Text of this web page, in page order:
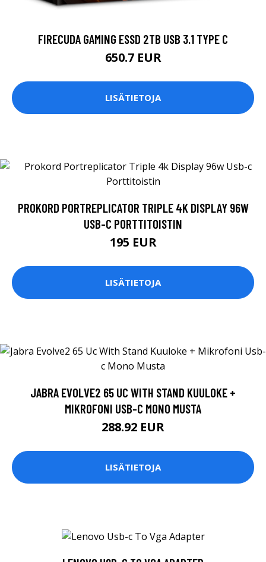
FIRECUDA GAMING ESSD 2TB USB 3.1 TYPE C
650.7 EUR
LISÄTIETOJA
PROKORD PORTREPLICATOR TRIPLE 4K DISPLAY 96W
USB-C PORTTITOISTIN
195 EUR
LISÄTIETOJA
JABRA EVOLVE2 65 UC WITH STAND KUULOKE +
MIKROFONI USB-C MONO MUSTA
288.92 EUR
LISÄTIETOJA